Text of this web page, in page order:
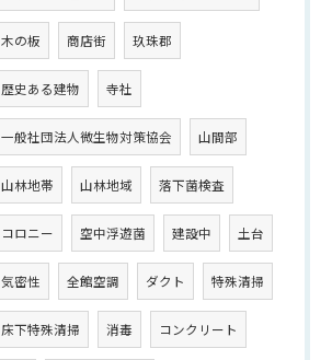
木の板 商店街 玖珠郡
歴史ある建物 寺社
一般社団法人微生物対策協会 山間部
山林地帯 山林地域 落下菌検査
コロニー 空中浮遊菌 建設中 土台
気密性 全館空調 ダクト 特殊清掃
床下特殊清掃 消毒 コンクリート